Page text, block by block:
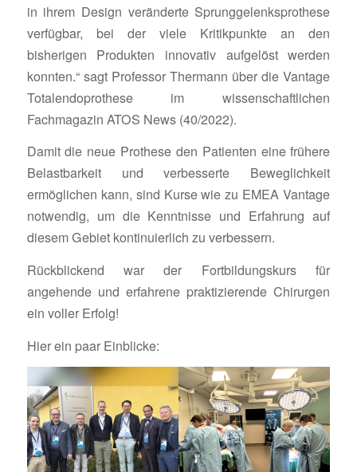
in ihrem Design veränderte Sprunggelenksprothese
verfügbar, bei der viele Kritikpunkte an den
bisherigen Produkten innovativ aufgelöst werden
konnten.“ sagt Professor Thermann über die Vantage
Totalendoprothese im wissenschaftlichen
Fachmagazin ATOS News (40/2022).
Damit die neue Prothese den Patienten eine frühere
Belastbarkeit und verbesserte Beweglichkeit
ermöglichen kann, sind Kurse wie zu EMEA Vantage
notwendig, um die Kenntnisse und Erfahrung auf
diesem Gebiet kontinuierlich zu verbessern.
Rückblickend war der Fortbildungskurs für
angehende und erfahrene praktizierende Chirurgen
ein voller Erfolg!
Hier ein paar Einblicke: